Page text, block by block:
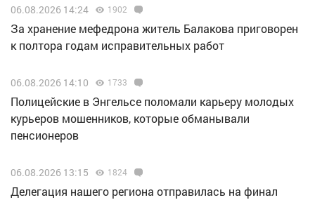
06.08.2026 14:24 1902
За хранение мефедрона житель Балакова приговорен
к полтора годам исправительных работ
06.08.2026 14:10 1733
Полицейские в Энгельсе поломали карьеру молодых
курьеров мошенников, которые обманывали
пенсионеров
06.08.2026 13:15 1824
Делегация нашего региона отправилась на финал